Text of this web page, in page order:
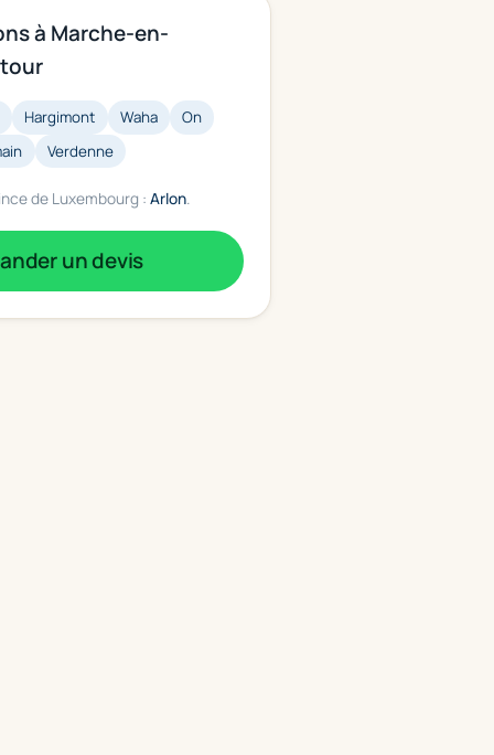
à Marche-en-
Hargimont Waha
On
Verdenne
de Luxembourg :Arlon.
un devis